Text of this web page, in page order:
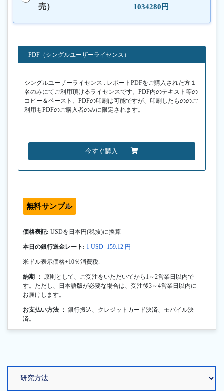
売）
1034280円
PDF（シングルユーザーライセンス）
シングルユーザーライセンス : レポートPDFをご購入された方１
名のみにてご利用頂けるライセンスです。PDF内のテキスト等の
コピー＆ペースト、PDFの印刷は可能ですが、印刷したもののご
利用もPDFのご購入者のみに限定されます。
今すぐ購入
無料サンプル
価格表記: USDを日本円(税抜)に換算
本日の銀行送金レート: 1 USD=159.12 円
米ドル表示価格+10％消費税.
納期 ： 原則として、ご受注をいただいてから1～2営業日以内で
す。ただし、日本語版が必要な場合は、受注後3～4営業日以内に
お届けします。
お支払い方法 ： 銀行振込、クレジットカード決済、モバイル決
済。